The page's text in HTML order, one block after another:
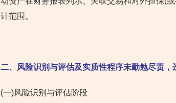
计范围。
二、风险识别与评估及实质性程序未勤勉尽责，
(一)风险识别与评估阶段